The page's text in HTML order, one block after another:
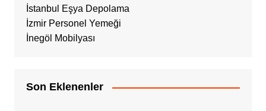
İstanbul Eşya Depolama
İzmir Personel Yemeği
İnegöl Mobilyası
Son Eklenenler